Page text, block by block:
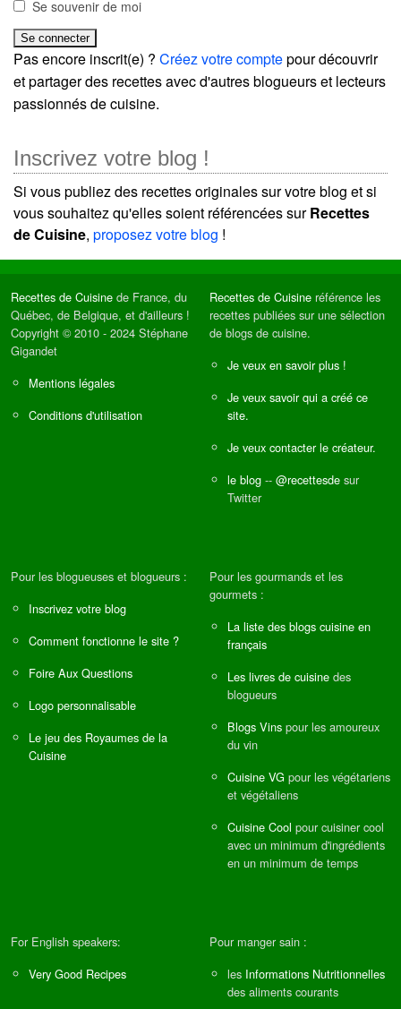
Se souvenir de moi
Pas encore inscrit(e) ? Créez votre comptepour découvrir
et partager des recettes avec d'autres blogueurs et lecteurs
passionnés de cuisine.
Inscrivez votre blog !
Si vous publiez des recettes originales sur votre blog et si
vous souhaitez qu'elles soient référencées surRecettes
de Cuisine, proposez votre blog !
Recettes de Cuisine de France, du
Québec, de Belgique, et d'ailleurs !
Copyright © 2010 - 2024 Stéphane
Gigandet
Mentions légales
Conditions d'utilisation
Recettes de Cuisine référence les
recettes publiées sur une sélection
de blogs de cuisine.
Je veux en savoir plus !
Je veux savoir qui a créé ce
site.
Je veux contacter le créateur.
le blog -- @recettesde sur
Twitter
Pour les blogueuses et blogueurs :
Inscrivez votre blog
Comment fonctionne le site ?
Foire Aux Questions
Logo personnalisable
Le jeu des Royaumes de la
Cuisine
Pour les gourmands et les
gourmets :
La liste des blogs cuisine en
français
Les livres de cuisine des
blogueurs
Blogs Vins pour les amoureux
du vin
Cuisine VG pour les végétariens
et végétaliens
Cuisine Cool pour cuisiner cool
avec un minimum d'ingrédients
en un minimum de temps
For English speakers:
Very Good Recipes
Pour manger sain :
les Informations Nutritionnelles
des aliments courants